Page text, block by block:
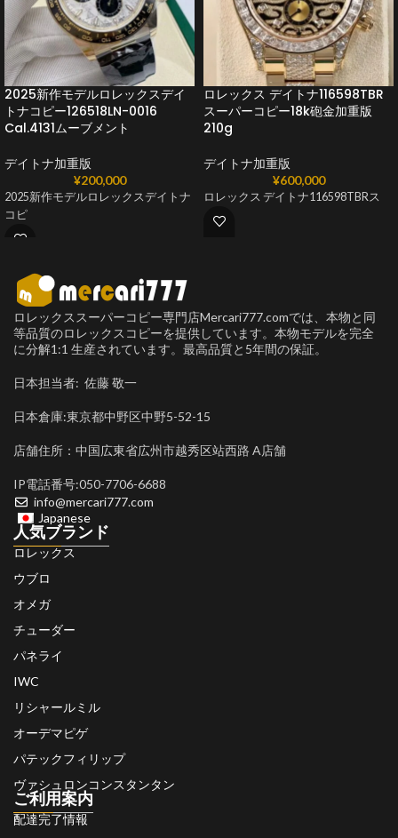
2025新作モデルロレックスデイ
トナコピー126518LN-0016
Cal.4131ムーブメント
デイトナ加重版
¥200,000
2025新作モデルロレックスデイトナ
コピ
ロレックス デイトナ116598TBR
スーパーコピー18k砲金加重版
210g
デイトナ加重版
¥600,000
ロレックス デイトナ116598TBRス
ロレックススーパーコピー専門店Mercari777.comでは、本物と同
等品質のロレックスコピーを提供しています。本物モデルを完全
に分解1:1 生産されています。最高品質と5年間の保証。
日本担当者: 佐藤 敬一
日本倉庫:東京都中野区中野5-52-15
店舗住所：中国広東省広州市越秀区站西路 A店舗
IP電話番号:050-7706-6688
info@mercari777.com
Japanese
人気ブランド
ロレックス
ウブロ
オメガ
チューダー
パネライ
IWC
リシャールミル
オーデマピゲ
パテックフィリップ
ヴァシュロンコンスタンタン
ご利用案内
配達完了情報